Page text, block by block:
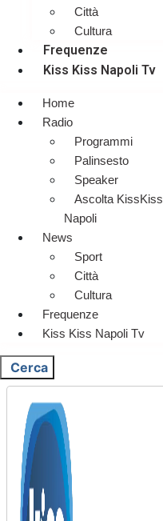
Città
Cultura
Frequenze
Kiss Kiss Napoli Tv
Home
Radio
Programmi
Palinsesto
Speaker
Ascolta KissKiss
Napoli
News
Sport
Città
Cultura
Frequenze
Kiss Kiss Napoli Tv
Cerca